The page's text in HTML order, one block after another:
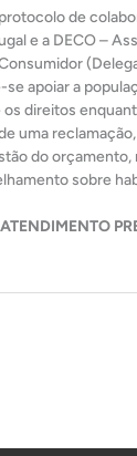
de
e a DECO –
apoiar a
direitos
uma
do orçamento,
sobre